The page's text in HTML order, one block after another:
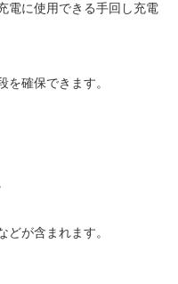
電に使用できる手回し充電
確保できます。
が含まれます。